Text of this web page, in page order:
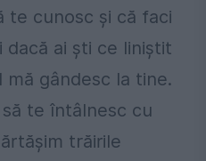
te cunosc și că faci
dacă ai ști ce liniștit
gândesc la tine.
te întâlnesc cu
trăirile